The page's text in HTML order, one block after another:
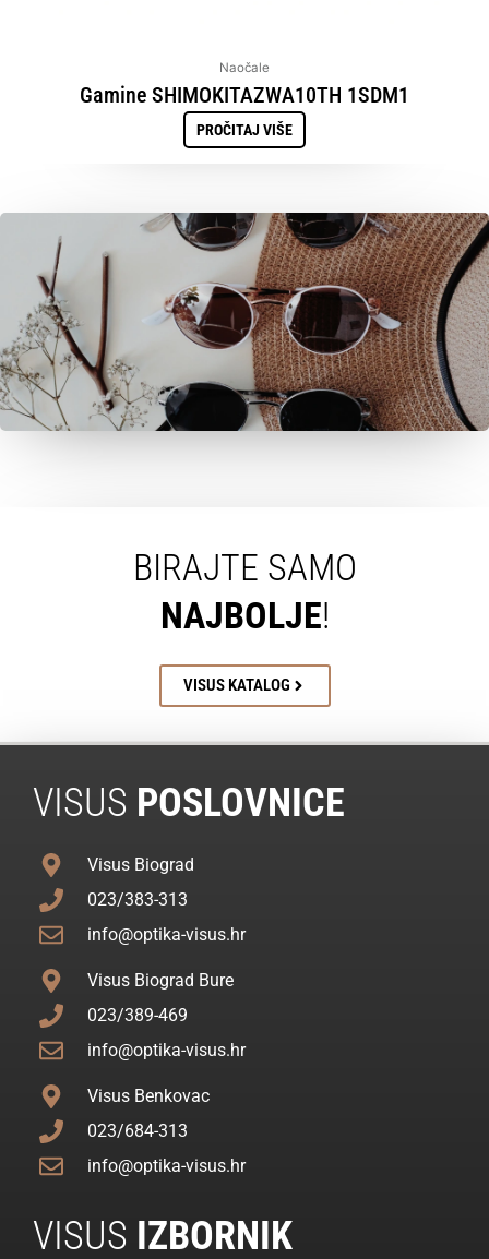
Naočale
Gamine SHIMOKITAZWA10TH 1SDM1
PROČITAJ VIŠE
BIRAJTE SAMO
NAJBOLJE!
VISUS KATALOG
VISUS POSLOVNICE
Visus Biograd
023/383-313
info@optika-visus.hr
Visus Biograd Bure
023/389-469
info@optika-visus.hr
Visus Benkovac
023/684-313
info@optika-visus.hr
VISUS IZBORNIK